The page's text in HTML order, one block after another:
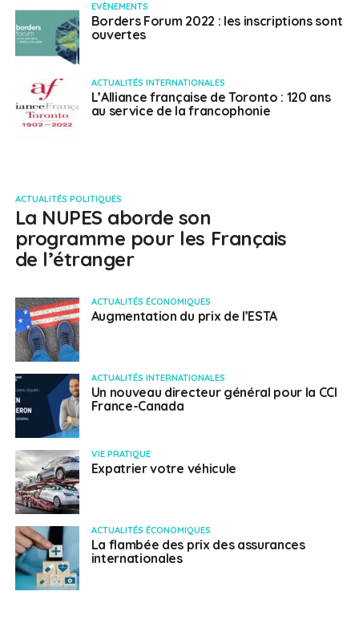
EVÈNEMENTS
Borders Forum 2022 : les inscriptions sont
ouvertes
ACTUALITÉS INTERNATIONALES
L’Alliance française de Toronto : 120 ans
au service de la francophonie
ACTUALITÉS POLITIQUES
La NUPES aborde son
programme pour les Français
de l’étranger
ACTUALITÉS ÉCONOMIQUES
Augmentation du prix de l’ESTA
ACTUALITÉS INTERNATIONALES
Un nouveau directeur général pour la CCI
France-Canada
VIE PRATIQUE
Expatrier votre véhicule
ACTUALITÉS ÉCONOMIQUES
La flambée des prix des assurances
internationales